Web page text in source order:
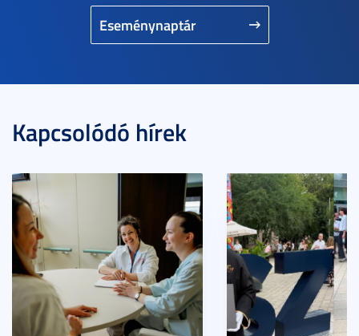
Eseménynaptár
Kapcsolódó hírek